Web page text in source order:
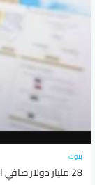
بنوك
28 مليار دولار صافي الأصول الأجنبية للجهاز المصرفي المصري بنهاية يونيو